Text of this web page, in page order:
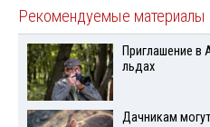
Рекомендуемые материалы
Приглашение в
льдах
Дачникам